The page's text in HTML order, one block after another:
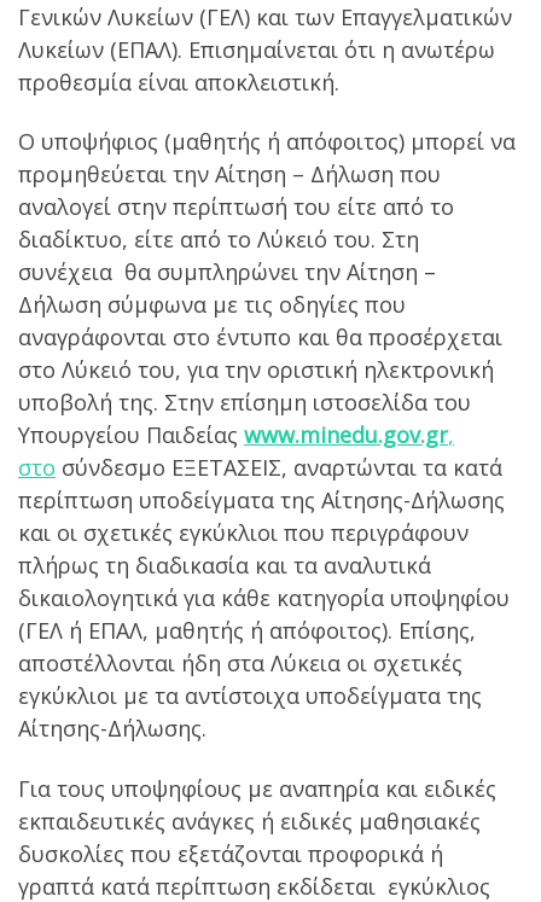
Γενικών Λυκείων (ΓΕΛ) και των Επαγγελματικών
Λυκείων (ΕΠΑΛ). Επισημαίνεται ότι η ανωτέρω
προθεσμία είναι αποκλειστική.
Ο υποψήφιος (μαθητής ή απόφοιτος) μπορεί να
προμηθεύεται την Αίτηση – Δήλωση που
αναλογεί στην περίπτωσή του είτε από το
διαδίκτυο, είτε από το Λύκειό του. Στη
συνέχεια θα συμπληρώνει την Αίτηση –
Δήλωση σύμφωνα με τις οδηγίες που
αναγράφονται στο έντυπο και θα προσέρχεται
στο Λύκειό του, για την οριστική ηλεκτρονική
υποβολή της. Στην επίσημη ιστοσελίδα του
Υπουργείου Παιδείας www.minedu.gov.gr,
στο σύνδεσμο ΕΞΕΤΑΣΕΙΣ, αναρτώνται τα κατά
περίπτωση υποδείγματα της Αίτησης-Δήλωσης
και οι σχετικές εγκύκλιοι που περιγράφουν
πλήρως τη διαδικασία και τα αναλυτικά
δικαιολογητικά για κάθε κατηγορία υποψηφίου
(ΓΕΛ ή ΕΠΑΛ, μαθητής ή απόφοιτος). Επίσης,
αποστέλλονται ήδη στα Λύκεια οι σχετικές
εγκύκλιοι με τα αντίστοιχα υποδείγματα της
Αίτησης-Δήλωσης.
Για τους υποψηφίους με αναπηρία και ειδικές
εκπαιδευτικές ανάγκες ή ειδικές μαθησιακές
δυσκολίες που εξετάζονται προφορικά ή
γραπτά κατά περίπτωση εκδίδεται εγκύκλιος